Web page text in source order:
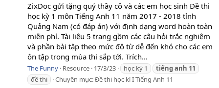
ZixDoc gửi tặng quý thầy cô và các em học sinh Đề thi
học kỳ 1 môn Tiếng Anh 11 năm 2017 - 2018 tỉnh
Quảng Nam (có đáp án) với định dạng word hoàn toàn
miễn phí. Tài liệu 5 trang gồm các câu hỏi trắc nghiệm
và phần bài tập theo mức độ từ dễ đến khó cho các em
ôn tập trong mùa thi sắp tới. Trích...
The Funny Resource 17/3/23 học kỳ 1 tiếnganh 11
đề thi
Chuyên mục:Đề thi học kì I Tiếng Anh 11